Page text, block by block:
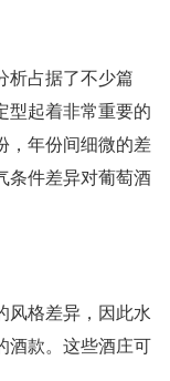
析占据了不少篇
型起着非常重要的
，年份间细微的差
条件差异对葡萄酒
风格差异，因此水
酒款。这些酒庄可